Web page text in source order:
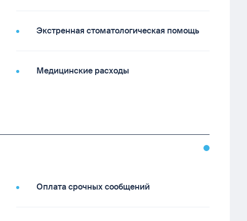
Экстренная стоматологическая помощь
Медицинские расходы
Оплата срочных сообщений